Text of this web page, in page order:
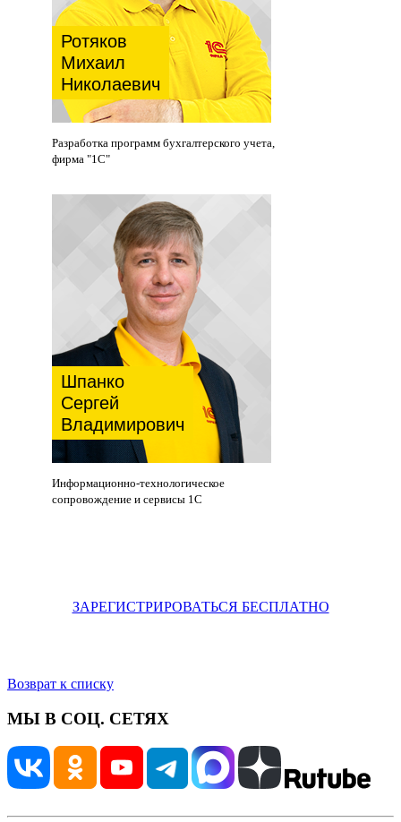
Ротяков
Михаил
Николаевич
Разработка программ бухгалтерского учета,
фирма "1С"
Шпанко
Сергей
Владимирович
Информационно-технологическое
сопровождение и сервисы 1C
ЗАРЕГИСТРИРОВАТЬСЯ БЕСПЛАТНО
Возврат к списку
МЫ В СОЦ. СЕТЯХ